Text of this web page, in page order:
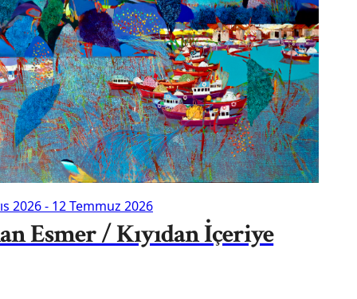
2026- 12 Temmuz 2026
Esmer / Kıyıdan İçeriye